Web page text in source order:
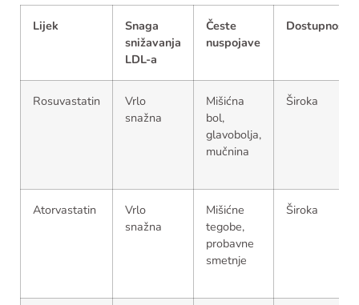
Lijek
Snaga
snižavanja
LDL-a
Česte
nuspojave
Dostupnost
Rosuvastatin
Vrlo
snažna
Mišićna
bol,
glavobolja,
mučnina
Široka
Atorvastatin
Vrlo
snažna
Mišićne
tegobe,
probavne
smetnje
Široka